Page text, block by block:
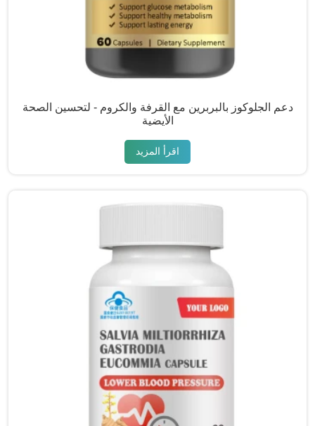
دعم الجلوكوز بالبربرين مع القرفة والكروم - لتحسين الصحة
الأيضية
اقرأ المزيد